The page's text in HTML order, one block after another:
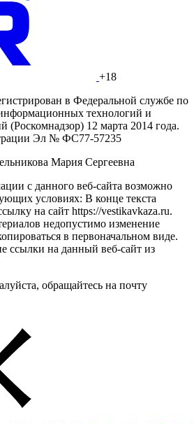
+18
в Федеральной службе по
технологий и
(Роскомнадзор) 12 марта 2014 года.
Эл № ФС77-57235
Мария Сергеевна
с данного веб-сайта возможно
условиях: В конце текста
на сайт https://vestikavkaza.ru.
недопустимо изменение
в первоначальном виде.
ссылки на данный веб-сайт из
обращайтесь на почту